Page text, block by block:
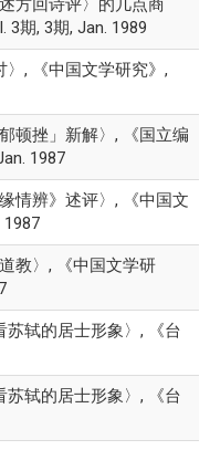
方回诗评〉的几点商
3期, 3期, Jan. 1989
, 《中国文学研究》,
顿挫」新解〉, 《国立编
1987
情辨》述评〉, 《中国文
1987
教〉, 《中国文学研
轼的居士形象〉, 《台
轼的居士形象〉, 《台